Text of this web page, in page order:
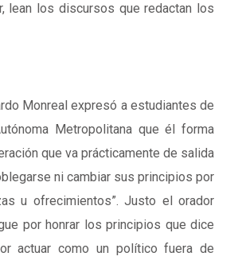
lean los discursos que redactan los
Monreal expresó a estudiantes de
Metropolitana que él forma
que va prácticamente de salida
ni cambiar sus principios por
u ofrecimientos”. Justo el orador
por honrar los principios que dice
actuar como un político fuera de